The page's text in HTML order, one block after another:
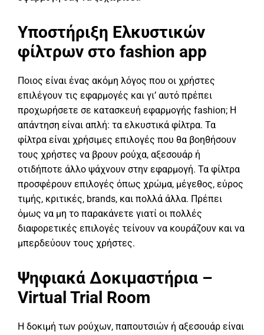
Υποστήριξη Ελκυστικών
φίλτρων στο fashion app
Ποιος είναι ένας ακόμη λόγος που οι χρήστες
επιλέγουν τις εφαρμογές και γι’ αυτό πρέπει
προχωρήσετε σε κατασκευή εφαρμογής fashion; Η
απάντηση είναι απλή: τα ελκυστικά φίλτρα. Τα
φίλτρα είναι χρήσιμες επιλογές που θα βοηθήσουν
τους χρήστες να βρουν ρούχα, αξεσουάρ ή
οτιδήποτε άλλο ψάχνουν στην εφαρμογή. Τα φίλτρα
προσφέρουν επιλογές όπως χρώμα, μέγεθος, εύρος
τιμής, κριτικές, brands, και πολλά άλλα. Πρέπει
όμως να μη το παρακάνετε γιατί οι πολλές
διαφορετικές επιλογές τείνουν να κουράζουν και να
μπερδεύουν τους χρήστες.
Ψηφιακά Δοκιμαστήρια –
Virtual Trial Room
Η δοκιμή των ρούχων, παπουτσιών ή αξεσουάρ είναι